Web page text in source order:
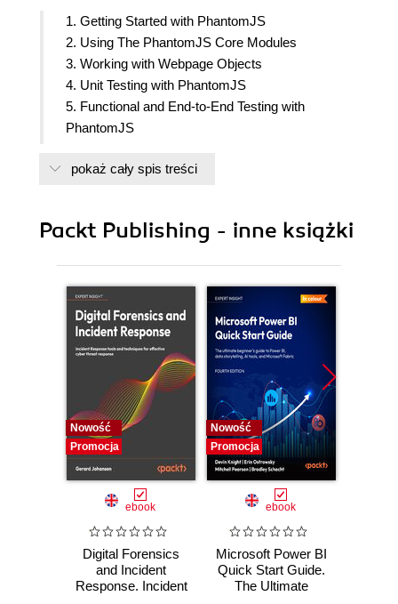
1. Getting Started with PhantomJS
2. Using The PhantomJS Core Modules
3. Working with Webpage Objects
4. Unit Testing with PhantomJS
5. Functional and End-to-End Testing with
PhantomJS
7. Generating Images and Documents with
pokaż cały spis treści
Packt Publishing - inne książki
Nowość
Promocja
ebook
Digital Forensics
and Incident
Response. Incident
Nowość
Promocja
ebook
Microsoft Power BI
Quick Start Guide.
The Ultimate